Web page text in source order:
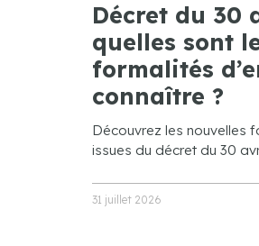
Décret du 30
quelles sont
formalités
connaître ?
Découvrez les nouvelles
issues du décret du 30
31 juillet 2026